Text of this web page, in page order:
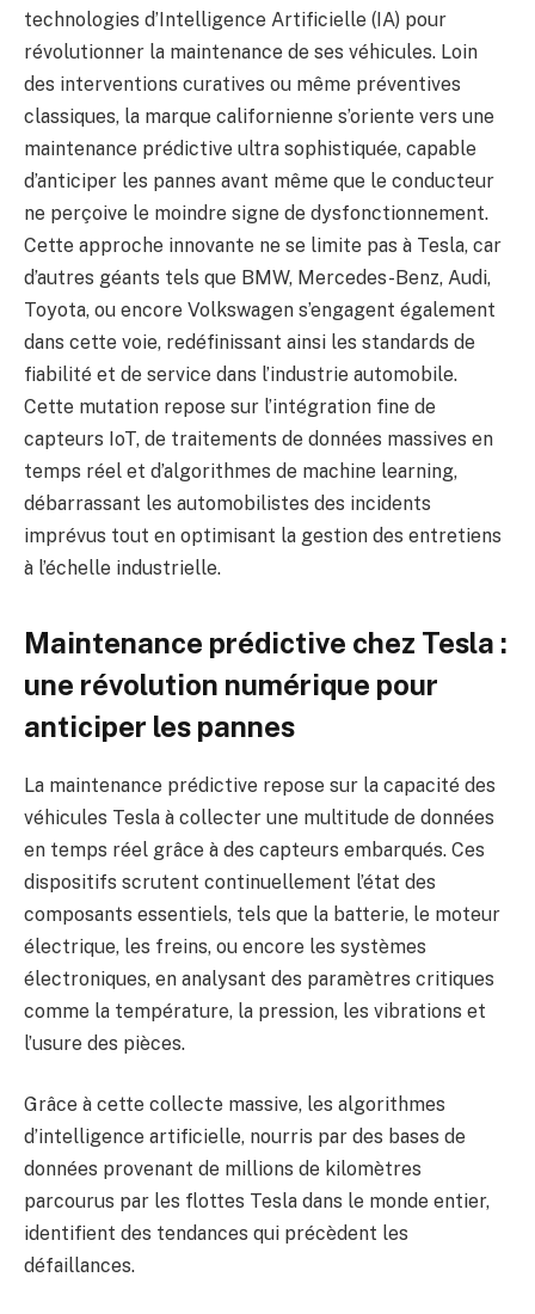
technologies d’Intelligence Artificielle (IA) pour
révolutionner la maintenance de ses véhicules. Loin
des interventions curatives ou même préventives
classiques, la marque californienne s’oriente vers une
maintenance prédictive ultra sophistiquée, capable
d’anticiper les pannes avant même que le conducteur
ne perçoive le moindre signe de dysfonctionnement.
Cette approche innovante ne se limite pas à Tesla, car
d’autres géants tels que BMW, Mercedes-Benz, Audi,
Toyota, ou encore Volkswagen s’engagent également
dans cette voie, redéfinissant ainsi les standards de
fiabilité et de service dans l’industrie automobile.
Cette mutation repose sur l’intégration fine de
capteurs IoT, de traitements de données massives en
temps réel et d’algorithmes de machine learning,
débarrassant les automobilistes des incidents
imprévus tout en optimisant la gestion des entretiens
à l’échelle industrielle.
Maintenance prédictive chez Tesla :
une révolution numérique pour
anticiper les pannes
La maintenance prédictive repose sur la capacité des
véhicules Tesla à collecter une multitude de données
en temps réel grâce à des capteurs embarqués. Ces
dispositifs scrutent continuellement l’état des
composants essentiels, tels que la batterie, le moteur
électrique, les freins, ou encore les systèmes
électroniques, en analysant des paramètres critiques
comme la température, la pression, les vibrations et
l’usure des pièces.
Grâce à cette collecte massive, les algorithmes
d’intelligence artificielle, nourris par des bases de
données provenant de millions de kilomètres
parcourus par les flottes Tesla dans le monde entier,
identifient des tendances qui précèdent les
défaillances.